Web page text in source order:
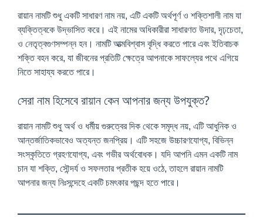
রায়ান নামটি শুধু একটি সাধারণ নাম নয়, এটি একটি অর্থপূর্ণ ও শক্তিশালী নাম যা
ব্যক্তিত্বকে উদ্ভাসিত করে। এই নামের অধিকারীরা সাধারণত উদার, দৃঢ়চেতা,
ও নেতৃত্বগুণসম্পন্ন হন। নামটি আত্মবিশ্বাস বৃদ্ধি করতে পারে এবং ইতিবাচক
শক্তি বহন করে, যা জীবনের প্রতিটি ক্ষেত্রে আপনাকে সাফল্যের পথে এগিয়ে
নিতে সাহায্য করতে পারে।
সেরা নাম হিসেবে রায়ান কেন আপনার জন্য উপযুক্ত?
রায়ান নামটি শুধু অর্থ ও ধর্মীয় গুরুত্বের দিক থেকে সমৃদ্ধ নয়, এটি আধুনিক ও
আন্তর্জাতিকভাবেও অত্যন্ত জনপ্রিয়। এটি সহজে উচ্চারণযোগ্য, বিভিন্ন
সংস্কৃতিতে গ্রহণযোগ্য, এবং গভীর অর্থবোধক। যদি আপনি এমন একটি নাম
চান যা শক্তি, সৌন্দর্য ও সফলতার প্রতীক হয়ে ওঠে, তাহলে রায়ান নামটি
আপনার জন্য নিঃসন্দেহে একটি চমৎকার পছন্দ হতে পারে।